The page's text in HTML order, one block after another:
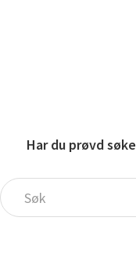
Har du prøvd